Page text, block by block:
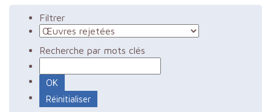
Filtrer
Recherche par mots clés